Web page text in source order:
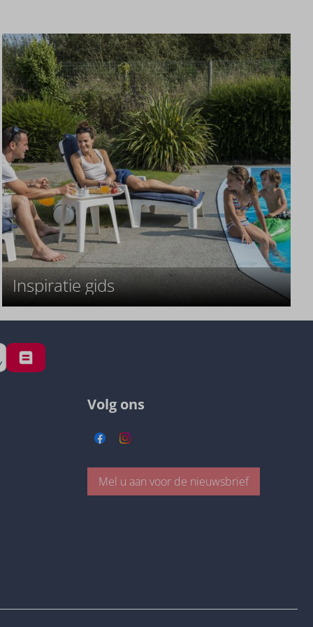
Inspiratie gids
Volg ons
Mel u aan voor de nieuwsbrief